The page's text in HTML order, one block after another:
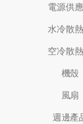
電源供
水冷散
空冷散
機殼
風扇
週邊產